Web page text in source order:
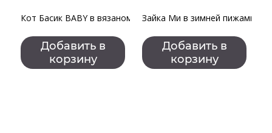
Кот Басик BABY в вязаном жилете с помпонами
Добавить в
корзину
Зайка Ми в зимней пижамке
Добавить в
корзину